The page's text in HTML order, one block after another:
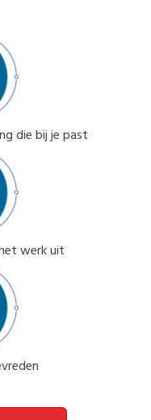
die bij je past
werk uit